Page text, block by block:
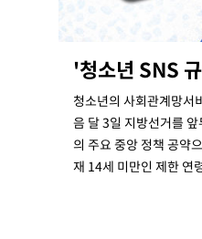
강릉에 시간당 81.4
1시간 전 >
백운산서 80년근
2시간 전 >선재도서 해루질 나
2시간 전 > 남자 농구, 나고야
3시간 전 > 여수 오동도 해상서
4시간 전 > 극한폭염 한풀 꺾이
4시간 전 > 축구협회 "압수수색
'청소년 SNS
청소년의 사회관계망서
음 달 3일 지방선거를
의 주요 중앙 정책 공약
재 14세 미만인 제한 연